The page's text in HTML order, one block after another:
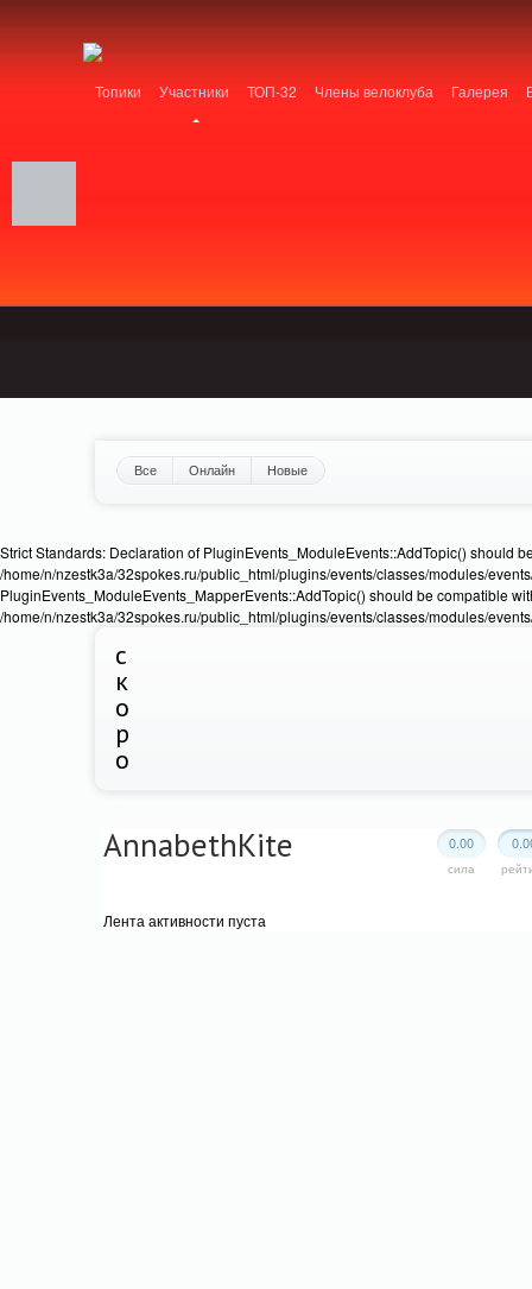
Топики Участники ТОП-32 Члены велоклуба Галерея
Все Онлайн Новые
Strict Standards: Declaration of PluginEvents_ModuleEvents::AddTopic() should
/home/n/nzestk3a/32spokes.ru/public_html/plugins/events/classes/modules/
PluginEvents_ModuleEvents_MapperEvents::AddTopic() should be compatible
/home/n/nzestk3a/32spokes.ru/public_html/plugins/events/classes/modules/
с
к
о
р
о
0.00
сила
AnnabethKite
Лента активности пуста